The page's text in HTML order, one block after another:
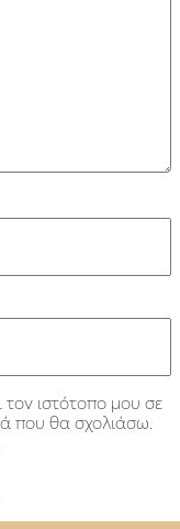
ιστότοπο μου σε
που θα σχολιάσω.